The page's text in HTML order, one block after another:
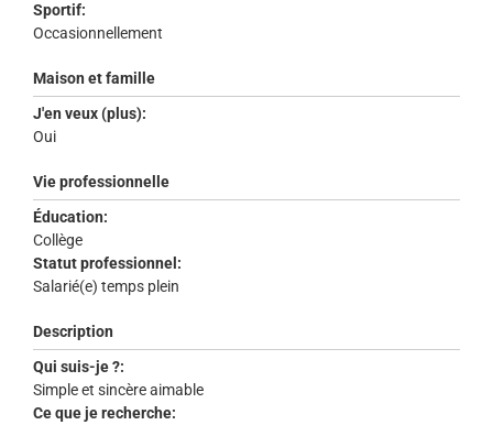
Sportif:
Occasionnellement
Maison et famille
J'en veux (plus):
Oui
Vie professionnelle
Éducation:
Collège
Statut professionnel:
Salarié(e) temps plein
Description
Qui suis-je ?:
Simple et sincère aimable
Ce que je recherche: